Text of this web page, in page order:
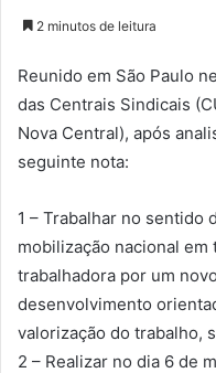
2 minutos de leitura
Reunido em São Paulo
das Centrais Sindicais
Nova Central), após
seguinte nota:
1 – Trabalhar no sentido
mobilização nacional em
trabalhadora por um
desenvolvimento
valorização do trabalho,
2 – Realizar no dia 6 de